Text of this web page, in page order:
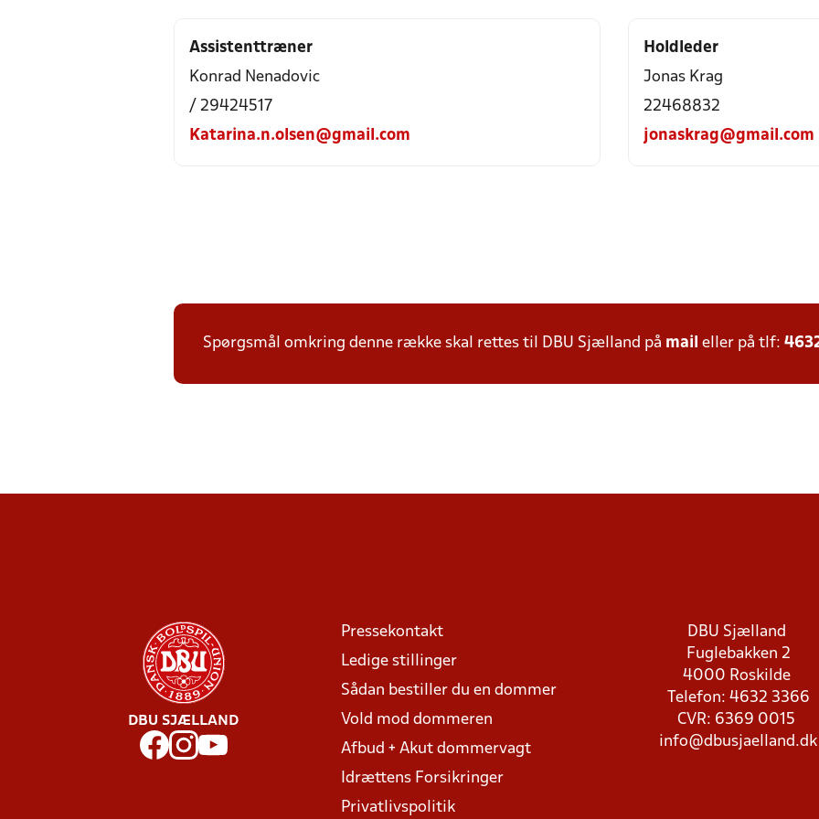
Assistenttræner
Konrad Nenadovic
/ 29424517
Katarina.n.olsen@gmail.com
Holdleder
Jonas Krag
22468832
jonaskrag@gmail.com
Spørgsmål omkring denne række skal rettes til DBU Sjælland på mail eller på tlf:
DBU SJÆLLAND
Pressekontakt
Ledige stillinger
Sådan bestiller du en dommer
Vold mod dommeren
Afbud + Akut dommervagt
Idrættens Forsikringer
Privatlivspolitik
DBU Sjælland
Fuglebakken 2
4000 Roskilde
Telefon: 4632 3366
CVR: 6369 0015
info@dbusjaelland.dk